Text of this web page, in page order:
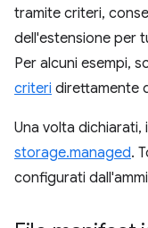
tramite criteri,
dell'estensione per
Per alcuni esempi,
criteri direttamente
Una volta dichiarati,
storage.managed.
configurati